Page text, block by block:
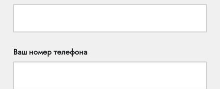
Ваш номер телефона